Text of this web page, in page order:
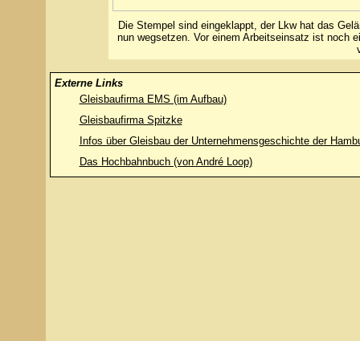
Die Stempel sind eingeklappt, der Lkw hat das
nun wegsetzen. Vor einem Arbeitseinsatz ist noch
Externe Links
Gleisbaufirma EMS (im Aufbau)
Gleisbaufirma Spitzke
Infos über Gleisbau der Unternehmensgeschichte der
Das Hochbahnbuch (von André Loop)